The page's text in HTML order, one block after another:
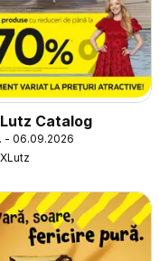
Catalog
- 06.09.2026